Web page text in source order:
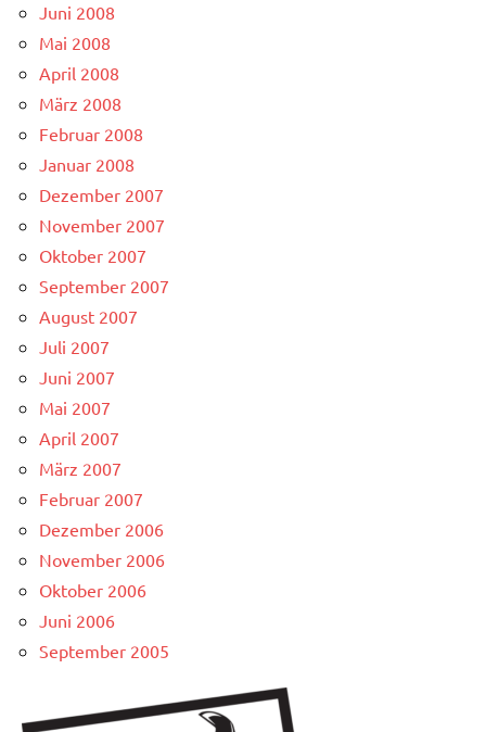
Juni 2008
Mai 2008
April 2008
März 2008
Februar 2008
Januar 2008
Dezember 2007
November 2007
Oktober 2007
September 2007
August 2007
Juli 2007
Juni 2007
Mai 2007
April 2007
März 2007
Februar 2007
Dezember 2006
November 2006
Oktober 2006
Juni 2006
September 2005